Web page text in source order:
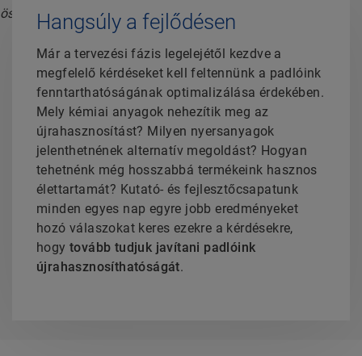
Hangsúly a fejlődésen
Már a tervezési fázis legelejétől kezdve a
megfelelő kérdéseket kell feltennünk a padlóink
fenntarthatóságának optimalizálása érdekében.
Mely kémiai anyagok nehezítik meg az
újrahasznosítást? Milyen nyersanyagok
jelenthetnének alternatív megoldást? Hogyan
tehetnénk még hosszabbá termékeink hasznos
élettartamát? Kutató- és fejlesztőcsapatunk
minden egyes nap egyre jobb eredményeket
hozó válaszokat keres ezekre a kérdésekre,
hogy tovább tudjuk javítani padlóink
újrahasznosíthatóságát.